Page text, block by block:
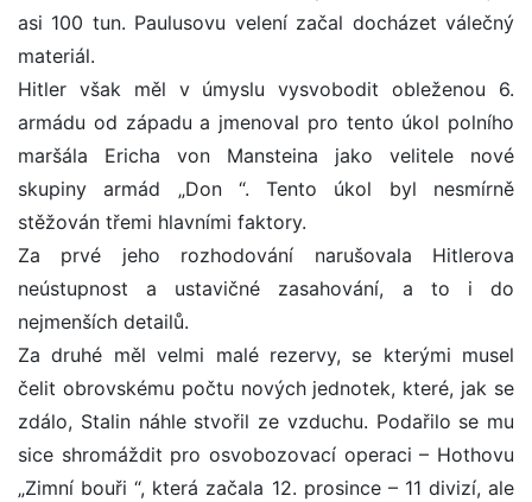
asi 100 tun. Paulusovu velení začal docházet válečný
materiál.
Hitler však měl v úmyslu vysvobodit obleženou 6.
armádu od západu a jmenoval pro tento úkol polního
maršála Ericha von Mansteina jako velitele nové
skupiny armád „Don “. Tento úkol byl nesmírně
stěžován třemi hlavními faktory.
Za prvé jeho rozhodování narušovala Hitlerova
neústupnost a ustavičné zasahování, a to i do
nejmenších detailů.
Za druhé měl velmi malé rezervy, se kterými musel
čelit obrovskému počtu nových jednotek, které, jak se
zdálo, Stalin náhle stvořil ze vzduchu. Podařilo se mu
sice shromáždit pro osvobozovací operaci – Hothovu
„Zimní bouři “, která začala 12. prosince – 11 divizí, ale